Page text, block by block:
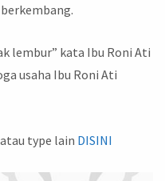
lembur” kata Ibu Roni Ati
usaha Ibu Roni Ati
atau type lain DISINI